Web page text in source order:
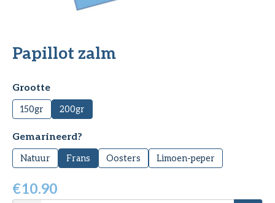
Papillot zalm
Selecteer
Grootte
150gr 200gr
Selecteer
Gemarineerd?
Natuur Frans Oosters Limoen-peper
€10.90